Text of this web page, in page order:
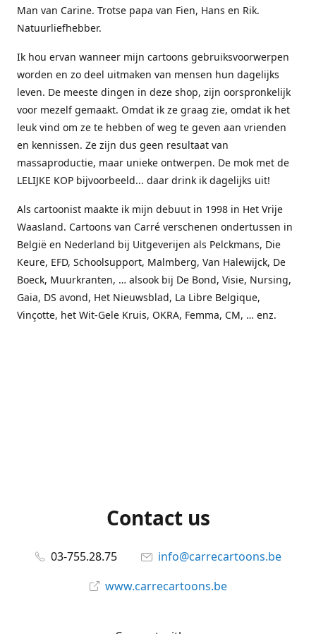
Man van Carine. Trotse papa van Fien, Hans en Rik.
Natuurliefhebber.
Ik hou ervan wanneer mijn cartoons gebruiksvoorwerpen
worden en zo deel uitmaken van mensen hun dagelijks
leven. De meeste dingen in deze shop, zijn oorspronkelijk
voor mezelf gemaakt. Omdat ik ze graag zie, omdat ik het
leuk vind om ze te hebben of weg te geven aan vrienden
en kennissen. Ze zijn dus geen resultaat van
massaproductie, maar unieke ontwerpen. De mok met de
LELIJKE KOP bijvoorbeeld... daar drink ik dagelijks uit!
Als cartoonist maakte ik mijn debuut in 1998 in Het Vrije
Waasland. Cartoons van Carré verschenen ondertussen in
België en Nederland bij Uitgeverijen als Pelckmans, Die
Keure, EFD, Schoolsupport, Malmberg, Van Halewijck, De
Boeck, Muurkranten, … alsook bij De Bond, Visie, Nursing,
Gaia, DS avond, Het Nieuwsblad, La Libre Belgique,
Vinçotte, het Wit-Gele Kruis, OKRA, Femma, CM, … enz.
Contact us
03-755.28.75
info@carrecartoons.be
www.carrecartoons.be